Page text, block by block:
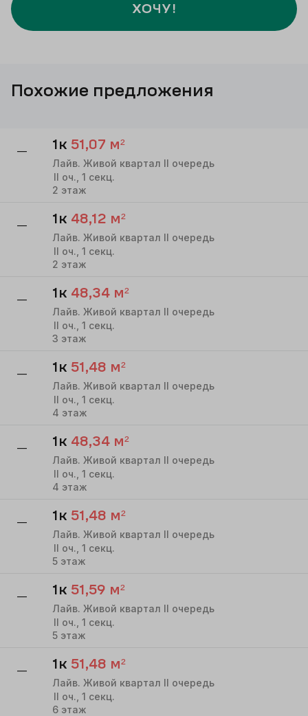
ХОЧУ!
Похожие предложения
— 1к 51,07 м²
Лайв. Живой квартал II очередь
II оч., 1 секц.
2 этаж
— 1к 48,12 м²
Лайв. Живой квартал II очередь
II оч., 1 секц.
2 этаж
— 1к 48,34 м²
Лайв. Живой квартал II очередь
II оч., 1 секц.
3 этаж
— 1к 51,48 м²
Лайв. Живой квартал II очередь
II оч., 1 секц.
4 этаж
— 1к 48,34 м²
Лайв. Живой квартал II очередь
II оч., 1 секц.
4 этаж
— 1к 51,48 м²
Лайв. Живой квартал II очередь
II оч., 1 секц.
5 этаж
— 1к 51,59 м²
Лайв. Живой квартал II очередь
II оч., 1 секц.
5 этаж
— 1к 51,48 м²
Лайв. Живой квартал II очередь
II оч., 1 секц.
6 этаж